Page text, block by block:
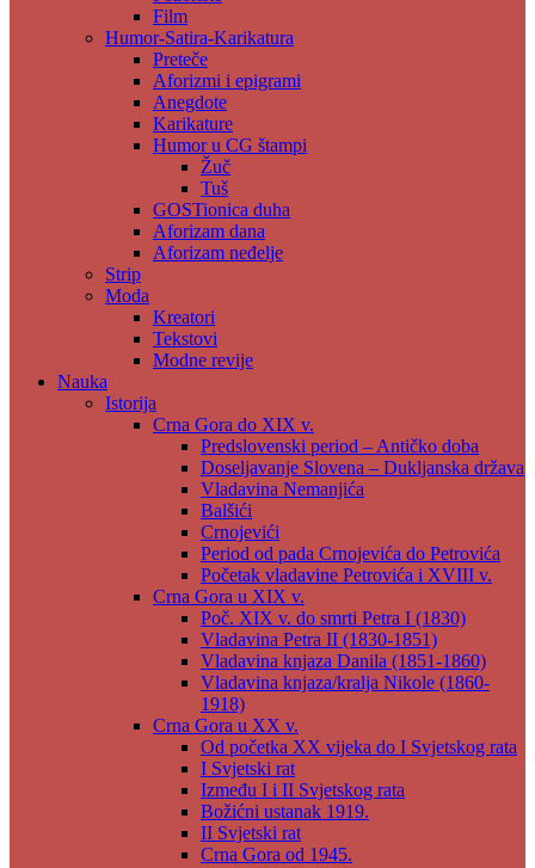
Film
Humor-Satira-Karikatura
Preteče
Aforizmi i epigrami
Anegdote
Karikature
Humor u CG štampi
Žuč
Tuš
GOSTionica duha
Aforizam dana
Aforizam neđelje
Strip
Moda
Kreatori
Tekstovi
Modne revije
Nauka
Istorija
Crna Gora do XIX v.
Predslovenski period – Antičko doba
Doseljavanje Slovena – Dukljanska država
Vladavina Nemanjića
Balšići
Crnojevići
Period od pada Crnojevića do Petrovića
Početak vladavine Petrovića i XVIII v.
Crna Gora u XIX v.
Poč. XIX v. do smrti Petra I (1830)
Vladavina Petra II (1830-1851)
Vladavina knjaza Danila (1851-1860)
Vladavina knjaza/kralja Nikole (1860-
1918)
Crna Gora u XX v.
Od početka XX vijeka do I Svjetskog rata
I Svjetski rat
Između I i II Svjetskog rata
Božićni ustanak 1919.
II Svjetski rat
Crna Gora od 1945.